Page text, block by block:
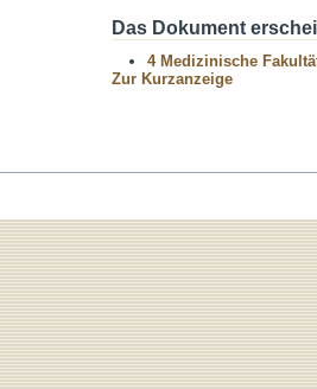
Das Dokument
4 Medizinische
Zur Kurzanzeige